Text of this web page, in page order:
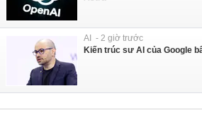
AI - 2 giờ trước
Kiến trúc sư AI của Google